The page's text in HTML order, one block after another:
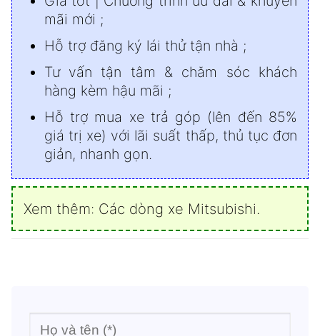
mãi mới ;
Hỗ trợ đăng ký lái thử tận nhà ;
Tư vấn tận tâm & chăm sóc khách
hàng kèm hậu mãi ;
Hỗ trợ mua xe trả góp (lên đến 85%
giá trị xe) với lãi suất thấp, thủ tục đơn
giản, nhanh gọn.
Xem thêm: Các dòng xe Mitsubishi.